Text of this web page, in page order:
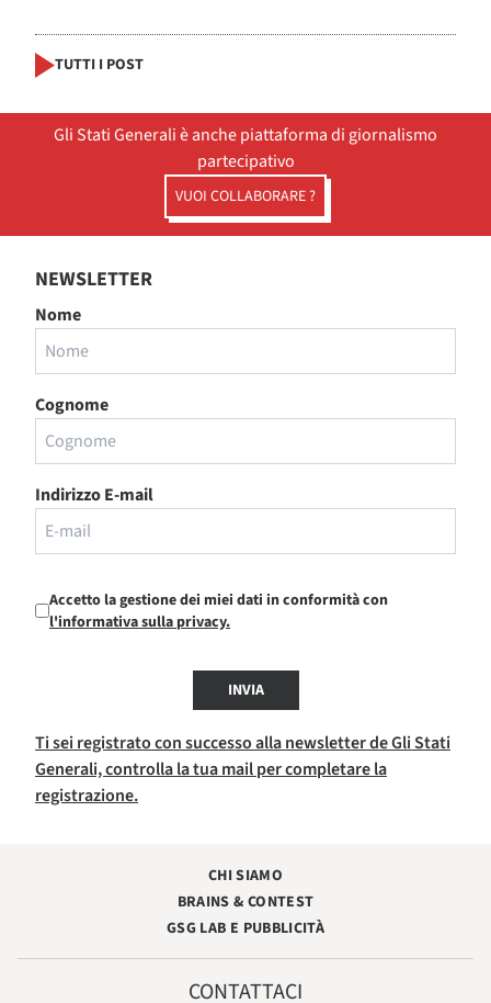
TUTTI I POST
Gli Stati Generali è anche piattaforma di giornalismo
partecipativo
VUOI COLLABORARE ?
NEWSLETTER
Nome
Cognome
Indirizzo E-mail
Accetto la gestione dei miei dati in conformità con
l'informativa sulla privacy.
INVIA
Ti sei registrato con successo alla newsletter de Gli Stati
Generali, controlla la tua mail per completare la
registrazione.
CHI SIAMO
BRAINS & CONTEST
GSG LAB E PUBBLICITÀ
CONTATTACI